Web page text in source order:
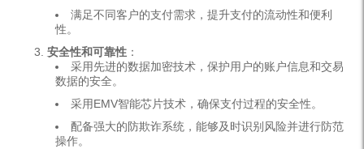
满足不同客户的支付需求，提升支付的流动性和便利
性。
安全性和可靠性：
采用先进的数据加密技术，保护用户的账户信息和交易
数据的安全。
采用EMV智能芯片技术，确保支付过程的安全性。
配备强大的防欺诈系统，能够及时识别风险并进行防范
操作。